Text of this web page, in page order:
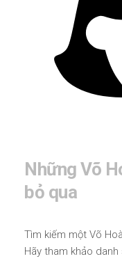
Những Võ
bỏ qua
Tìm kiếm một Võ
Hãy tham khảo